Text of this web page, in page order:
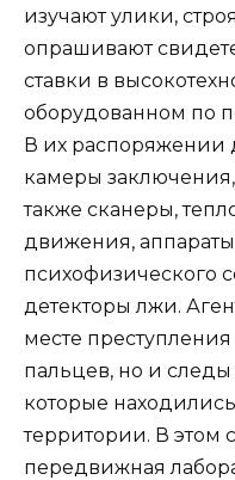
изучают улики,
опрашивают
ставки в
оборудованном по
В их распоряжении
камеры заключения,
также сканеры,
движения,
психофизического
детекторы лжи.
месте преступления
пальцев, но и следы
которые
территории. В этом
передвижная